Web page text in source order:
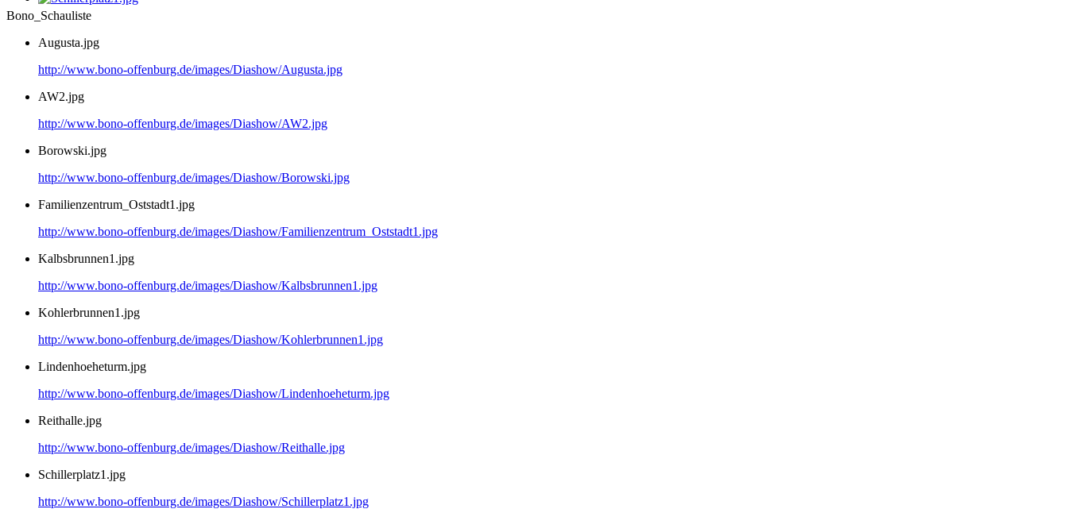
Bono_Schauliste
Augusta.jpg
http://www.bono-offenburg.de/images/Diashow/Augusta.jpg
AW2.jpg
http://www.bono-offenburg.de/images/Diashow/AW2.jpg
Borowski.jpg
http://www.bono-offenburg.de/images/Diashow/Borowski.jpg
Familienzentrum_Oststadt1.jpg
http://www.bono-offenburg.de/images/Diashow/Familienzentrum_Oststadt1.jpg
Kalbsbrunnen1.jpg
http://www.bono-offenburg.de/images/Diashow/Kalbsbrunnen1.jpg
Kohlerbrunnen1.jpg
http://www.bono-offenburg.de/images/Diashow/Kohlerbrunnen1.jpg
Lindenhoeheturm.jpg
http://www.bono-offenburg.de/images/Diashow/Lindenhoeheturm.jpg
Reithalle.jpg
http://www.bono-offenburg.de/images/Diashow/Reithalle.jpg
Schillerplatz1.jpg
http://www.bono-offenburg.de/images/Diashow/Schillerplatz1.jpg